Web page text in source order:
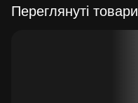
Переглянуті товари